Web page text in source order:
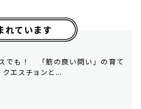
れています
でも！ 「筋の良い問い」の育て
クエスチョンと...